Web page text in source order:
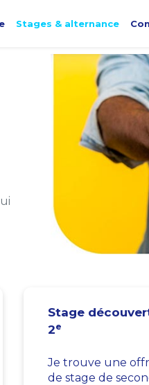
Stages & alternance
Stage
2e
Je trouve une
de stage de